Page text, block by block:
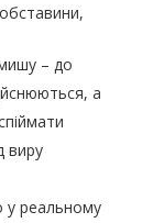
– до
а
виру
у реальному